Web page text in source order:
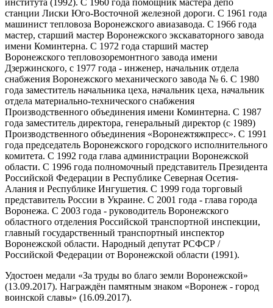
станции Лиски Юго-Восточной железной дороги. С 1961 года
машинист тепловоза Воронежского авиазавода. С 1966 года
мастер, старший мастер Воронежского экскаваторного завода
имени Коминтерна. С 1972 года старший мастер
Воронежского тепловозоремонтного завода имени
Дзержинского, с 1977 года - инженер, начальник отдела
снабжения Воронежского механического завода № 6. С 1980
года заместитель начальника цеха, начальник цеха, начальник
отдела материально-технического снабжения
Производственного объединения имени Коминтерна. С 1987
года заместитель директора, генеральный директор (с 1989)
Производственного объединения «Воронежтяжпресс». С 1991
года председатель Воронежского городского исполнительного
комитета. С 1992 года глава администрации Воронежской
области. С 1996 года полномочный представитель Президента
Российской Федерации в Республике Северная Осетия-
Алания и Республике Ингушетия. С 1999 года торговый
представитель России в Украине. С 2001 года - глава города
Воронежа. С 2003 года - руководитель Воронежского
областного отделения Российской транспортной инспекции,
главный государственный транспортный инспектор
Воронежской области. Народный депутат РСФСР /
Российской Федерации от Воронежской области (1991).
Удостоен медали «За труды во благо земли Воронежской»
(13.09.2017). Награждён памятным знаком «Воронеж - город
воинской славы» (16.09.2017).